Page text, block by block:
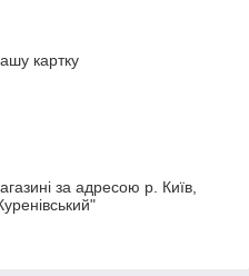
картку
за адресою р. Київ,